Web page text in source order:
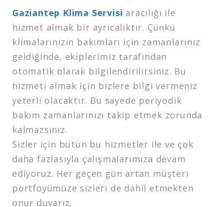
Gaziantep Klima Servisi aracılığı ile
hizmet almak bir ayrıcalıktır. Çünkü
klimalarınızın bakımları için zamanlarınız
geldiğinde, ekiplerimiz tarafından
otomatik olarak bilgilendirilirsiniz. Bu
hizmeti almak için bizlere bilgi vermeniz
yeterli olacaktır. Bu sayede periyodik
bakım zamanlarınızı takip etmek zorunda
kalmazsınız.
Sizler için bütün bu hizmetler ile ve çok
daha fazlasıyla çalışmalarımıza devam
ediyoruz. Her geçen gün artan müşteri
portföyümüze sizleri de dahil etmekten
onur duyarız.